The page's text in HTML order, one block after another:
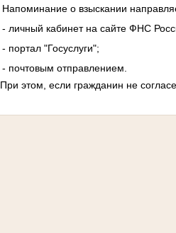
Напоминание о взыскании
- личный кабинет на сайте ФНС
- портал "Госуслуги";
- почтовым отправлением.
При этом, если гражданин не